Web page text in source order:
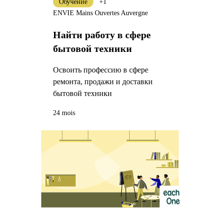
Найти работу в сфере
бытовой техники
Освоить профессию в сфере
ремонта, продажи и доставки
бытовой техники
Обучение
+1
ENVIE Mains Ouvertes Auvergne
24 mois